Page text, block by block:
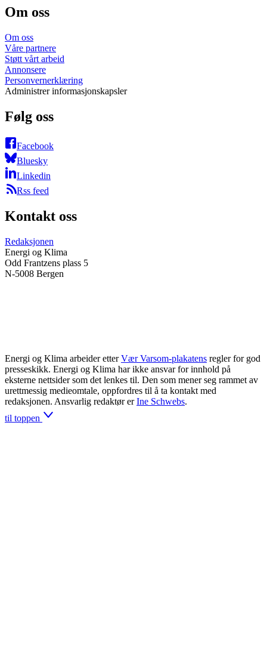
Om oss
Om oss
Våre partnere
Støtt vårt arbeid
Annonsere
Personvernerklæring
Administrer informasjonskapsler
Følg oss
Facebook
Bluesky
Linkedin
Rss feed
Kontakt oss
Redaksjonen
Energi og Klima
Odd Frantzens plass 5
N-5008 Bergen
Energi og Klima arbeider etter Vær Varsom-plakatens regler for god
presseskikk. Energi og Klima har ikke ansvar for innhold på
eksterne nettsider som det lenkes til. Den som mener seg rammet av
urettmessig medieomtale, oppfordres til å ta kontakt med
redaksjonen. Ansvarlig redaktør er Ine Schwebs.
til toppen